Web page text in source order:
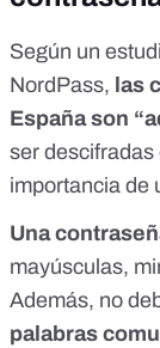
Según un
NordPass, las
España son
ser descifradas
importancia de
Una
mayúsculas,
Además, no
palabras